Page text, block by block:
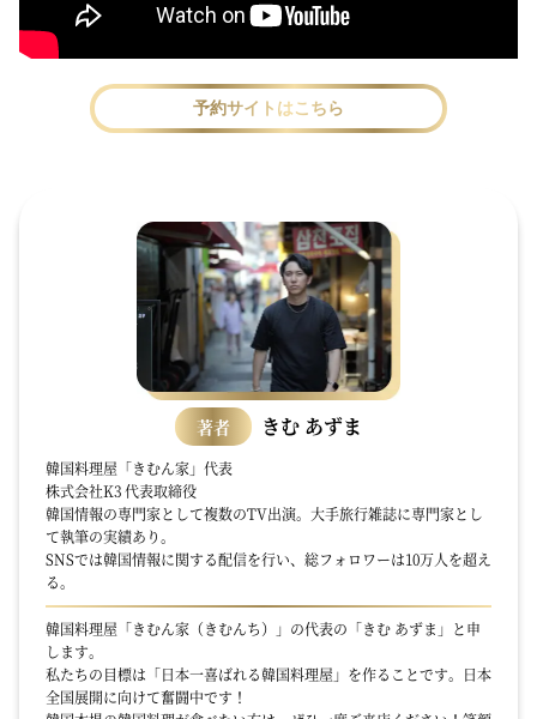
予約サイトはこちら
著者 きむ あずま
韓国料理屋「きむん家」代表
株式会社K3 代表取締役
韓国情報の専門家として複数のTV出演。大手旅行雑誌に専門家とし
て執筆の実績あり。
SNSでは韓国情報に関する配信を行い、総フォロワーは10万人を超え
る。
韓国料理屋「きむん家（きむんち）」の代表の「きむ あずま」と申
します。
私たちの目標は「日本一喜ばれる韓国料理屋」を作ることです。日本
全国展開に向けて奮闘中です！